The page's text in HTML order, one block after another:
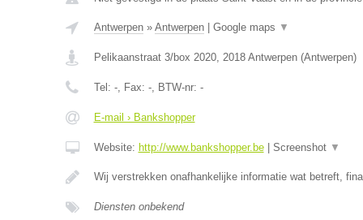
Antwerpen» Antwerpen| Google maps ▼
Pelikaanstraat 3/box 2020, 2018 Antwerpen(Antwerpen)
Tel: -, Fax: -, BTW-nr: -
E-mail › Bankshopper
Website: http://www.bankshopper.be| Screenshot ▼
Wij verstrekken onafhankelijke informatie wat betreft,
Diensten onbekend